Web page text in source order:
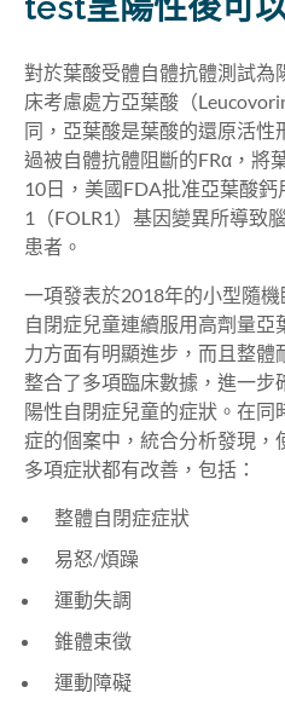
對於葉酸受體自體抗體測試為
床考慮處方亞葉酸（
同，亞葉酸是葉酸的還原活
過被自體抗體阻斷的FRα，將
10日，美國FDA批准亞葉酸
1（FOLR1）基因變異所導致
患者。
一項發表於2018年的小型隨
自閉症兒童連續服用高劑量
力方面有明顯進步，而且整
整合了多項臨床數據，進一步
陽性自閉症兒童的症狀。在同
症的個案中，統合分析發現，
多項症狀都有改善，包括：
整體自閉症症狀
易怒/煩躁
運動失調
錐體束徵
運動障礙